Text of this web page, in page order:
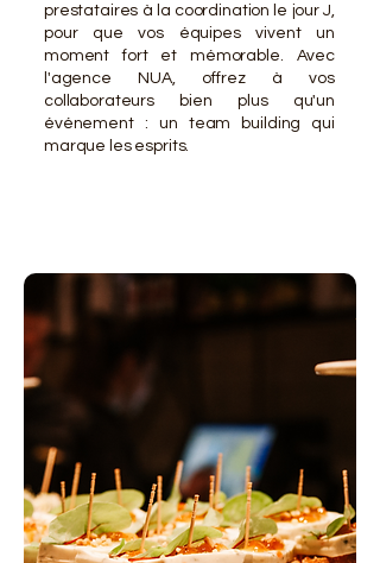
prestataires à la coordination le jour J,
pour que vos équipes vivent un
moment fort et mémorable. Avec
l'agence NUA, offrez à vos
collaborateurs bien plus qu'un
événement : un team building qui
marque les esprits.